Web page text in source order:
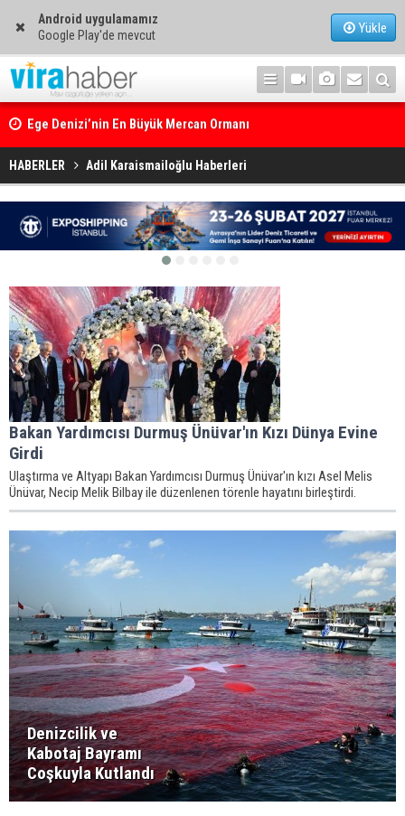
Android uygulamamız
Google Play'de mevcut
Yükle
Ege Denizi’nin En Büyük Mercan Ormanı
HABERLER Adil Karaismailoğlu Haberleri
Bakan Yardımcısı Durmuş Ünüvar'ın Kızı Dünya Evine
Girdi
Ulaştırma ve Altyapı Bakan Yardımcısı Durmuş Ünüvar'ın kızı Asel Melis
Ünüvar, Necip Melik Bilbay ile düzenlenen törenle hayatını birleştirdi.
Denizcilik ve
Kabotaj Bayramı
Coşkuyla Kutlandı